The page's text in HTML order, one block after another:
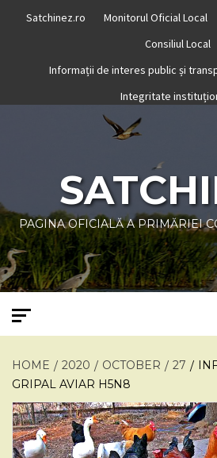
Satchinez.ro Monitorul Oficial Local
Consiliul Local
Informații de interes public și
Integritate
PAGINA OFICIALĂ A PRIMĂRIEI
HOME 2020 OCTOBER 27
GRIPAL AVIAR H5N8